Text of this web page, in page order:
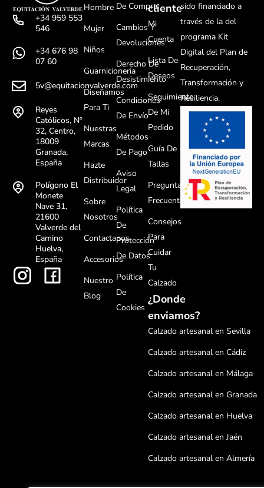
+34 959 553
546
+34 676 98
07 60
5v@equitacionvalverde.com
Reyes
Católicos, Nº
32, Centro,
18009
Granada,
España
Polígono El
Monete
Nave 31,
21600
Valverde del
Camino
Huelva,
España
Hombre
Mujer
Niños
Guarnicioneria
Diseñamos
Para Ti
Nuestras
Marcas
Hazte
Distribuidor
Sobre
Nosotros
Contactanos
Accesorios
Nuestro
Blog
De Compra
Cambios Y
Devoluciones
Derecho De
Desistimiento
Condiciones
De Envío
Métodos
De Pago
Aviso
Legal
Política
De
Protección
De Datos
Política
De
Cookies
cliente
Mi
Cuenta
Lista De
Deseos
Seguimiento
De Mi
Pedido
Guía De
Tallas
Preguntas
Frecuentes
Consejos
Para
Cuidar
Tu
Calzado
¿Donde
enviamos?
Calzado artesanal en Sevilla
Calzado artesanal en Cádiz
Calzado artesanal en Málaga
Calzado artesanal en Granada
Calzado artesanal en Huelva
Calzado artesanal en Jaén
Calzado artesanal en Almería
sido financiado a
través de la del
programa Kit
Digital del Plan de
Recuperación,
Transformación y
Resiliencia.